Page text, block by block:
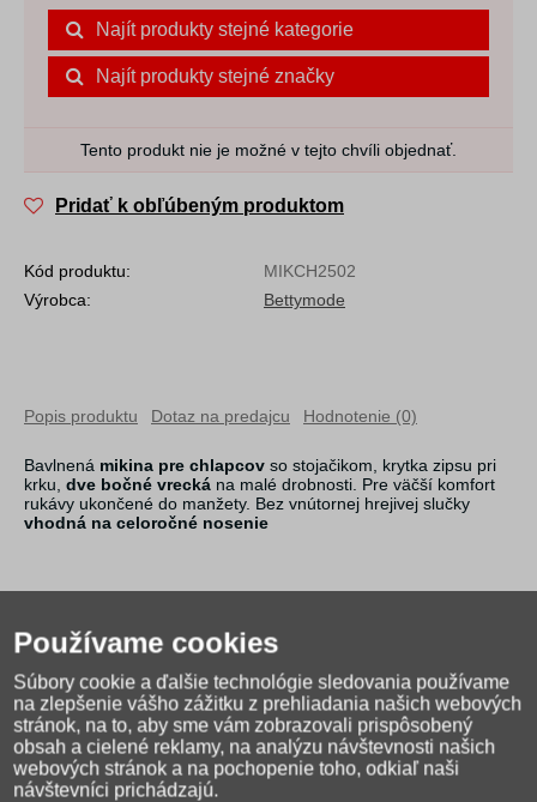
Najít produkty stejné kategorie
Najít produkty stejné značky
Tento produkt nie je možné v tejto chvíli objednať.
Pridať k obľúbeným produktom
Kód produktu:
MIKCH2502
Výrobca:
Bettymode
Popis produktu Dotaz na predajcu Hodnotenie (0)
Bavlnená mikina pre chlapcov so stojačikom, krytka zipsu pri
krku, dve bočné vrecká na malé drobnosti. Pre väčší komfort
rukávy ukončené do manžety. Bez vnútornej hrejivej slučky
vhodná na celoročné nosenie
Používame cookies
Súbory cookie a ďalšie technológie sledovania používame
na zlepšenie vášho zážitku z prehliadania našich webových
stránok, na to, aby sme vám zobrazovali prispôsobený
obsah a cielené reklamy, na analýzu návštevnosti našich
webových stránok a na pochopenie toho, odkiaľ naši
návštevníci prichádzajú.